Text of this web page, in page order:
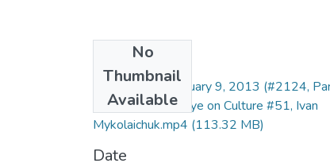
No
Thumbnail
Available
Kontakt TV- February 9, 2013 (#2124,
Marko R. Stech, Eye on Culture #51, Ivan
Mykolaichuk.mp4 (113.32 MB)
Date